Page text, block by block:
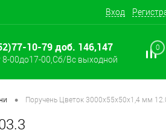
Вход
10-79 доб. 146,147
8-00до17-00,Сб/Вс выходной
0
• Поручень Цветок 3000х55х50х1,4 мм